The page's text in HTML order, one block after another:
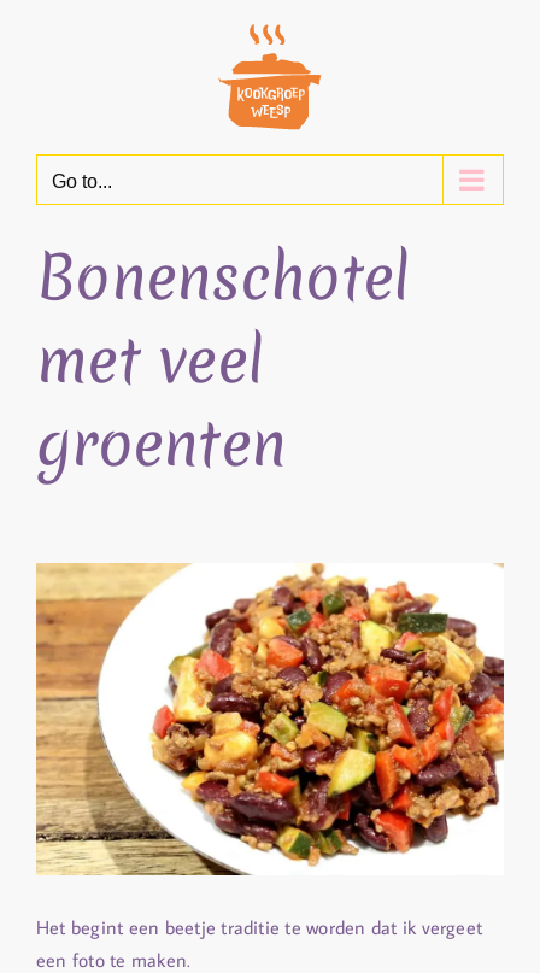
Go to...
Bonenschotel
met veel
groenten
Het begint een beetje traditie te worden dat ik vergeet
een foto te maken.